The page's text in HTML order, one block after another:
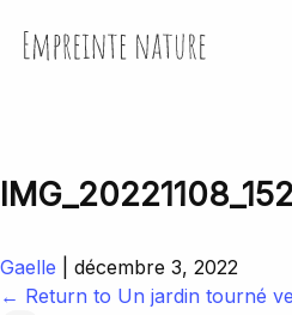
Empreinte Nature
Gaelle
décembre 3, 2022
← Return to Un jardin tourné